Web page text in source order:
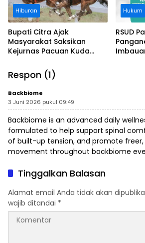
Hiburan
Bupati Citra Ajak
Masyarakat Saksikan
Kejurnas Pacuan Kuda
Legokjawa
Hukum
RSUD
Respon (1)
Backbiome
3 Juni 2026 pukul 09:49
Backbiome is an advanced daily
formulated to help support spinal
of built-up tension, and promote
movement throughout backbiome
Tinggalkan Balasan
Alamat email Anda tidak akan
wajib ditandai *